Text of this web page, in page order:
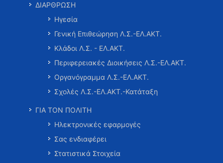
ΔΙΑΡΘΡΩΣΗ
Ηγεσία
Γενική Επιθεώρηση Λ.Σ.-ΕΛ.ΑΚΤ.
Κλάδοι Λ.Σ. - ΕΛ.ΑΚΤ.
Περιφερειακές Διοικήσεις Λ.Σ.-ΕΛ.ΑΚΤ.
Οργανόγραμμα Λ.Σ.-ΕΛ.ΑΚΤ.
Σχολές Λ.Σ.-ΕΛ.ΑΚΤ.-Κατάταξη
ΓΙΑ ΤΟΝ ΠΟΛΙΤΗ
Ηλεκτρονικές εφαρμογές
Σας ενδιαφέρει
Στατιστικά Στοιχεία